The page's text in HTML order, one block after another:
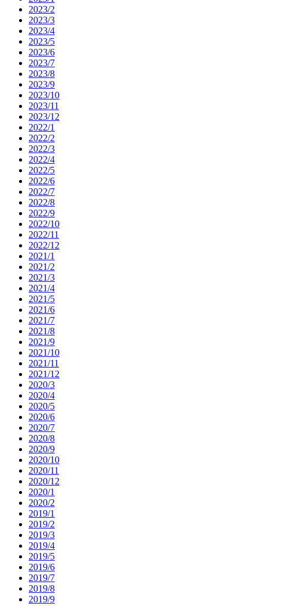
2023/2
2023/3
2023/4
2023/5
2023/6
2023/7
2023/8
2023/9
2023/10
2023/11
2023/12
2022/1
2022/2
2022/3
2022/4
2022/5
2022/6
2022/7
2022/8
2022/9
2022/10
2022/11
2022/12
2021/1
2021/2
2021/3
2021/4
2021/5
2021/6
2021/7
2021/8
2021/9
2021/10
2021/11
2021/12
2020/3
2020/4
2020/5
2020/6
2020/7
2020/8
2020/9
2020/10
2020/11
2020/12
2020/1
2020/2
2019/1
2019/2
2019/3
2019/4
2019/5
2019/6
2019/7
2019/8
2019/9